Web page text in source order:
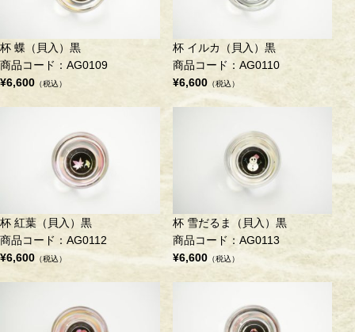
杯 蝶（貝入）黒
商品コード：AG0109
¥6,600 （税込）
杯 イルカ（貝入）黒
商品コード：AG0110
¥6,600（税込）
杯 紅葉（貝入）黒
商品コード：AG0112
¥6,600 （税込）
杯 雪だるま（貝入）黒
商品コード：AG0113
¥6,600（税込）